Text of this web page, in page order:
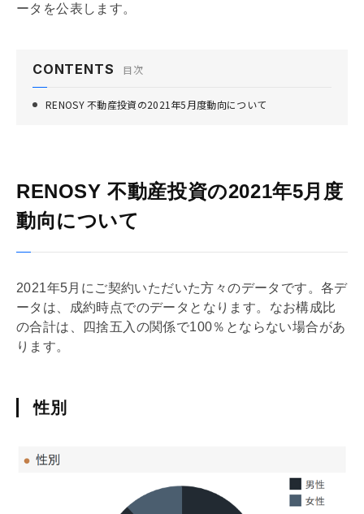
ータを公表します。
CONTENTS 目次
RENOSY 不動産投資の2021年5月度動向について
RENOSY 不動産投資の2021年5月度
動向について
2021年5月にご契約いただいた方々のデータです。各デ
ータは、成約時点でのデータとなります。なお構成比
の合計は、四捨五入の関係で100％とならない場合があ
ります。
性別